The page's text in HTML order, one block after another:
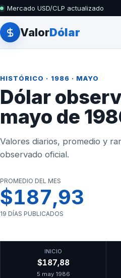
Mercado USD/CLP actualizado
ValorDólar
HISTÓRICO · 1986 · MAYO
Dólar
mayo de
Valores diarios, promedio y
observado oficial.
PROMEDIO DEL MES
$187,93
19 DÍAS PUBLICADOS
INICIO
$187,88
5 may 1986